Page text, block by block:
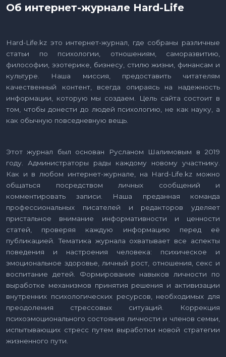
Об интернет-журнале Hard-Life
Hard-Life.kz это интернет-журнал, где собраны различные
статьи по психологии, отношениям, саморазвитию,
философии, эзотерике, бизнесу, стилю жизни, финансам и
культуре. Наша миссия, предоставить читателям
качественный контент, всегда опираясь на надежность
информации, которую мы создаем. Цель сайта состоит в
том, чтобы донести до людей психологию, не как науку, а
как обычную повседневную вещь.
Этот журнал был основан Русланом Шалимовым в 2019
году. Администраторы рады каждому новому участнику.
Как и в любом интернет-журнале, на Hard-Life.kz можно
общаться посредством личных сообщений и
комментировать записи. Наша преданная команда
профессиональных писателей и редакторов уделяет
пристальное внимание информативности и ценности
статей, проверяя каждую информацию перед её
публикацией. Тематика журнала охватывает все аспекты
поведения и настроения человека: психическое и
эмоциональное здоровье, личный рост, отношения, секс и
воспитание детей. Формирование навыков личности по
выработке механизмов принятия решения и активизации
внутренних психологических ресурсов, необходимых для
преодоления стрессовых ситуаций. Коррекция
психоэмоционального состояния личности и членов семьи,
испытывающих стресс путем выработки новой стратегии
жизненного пути.